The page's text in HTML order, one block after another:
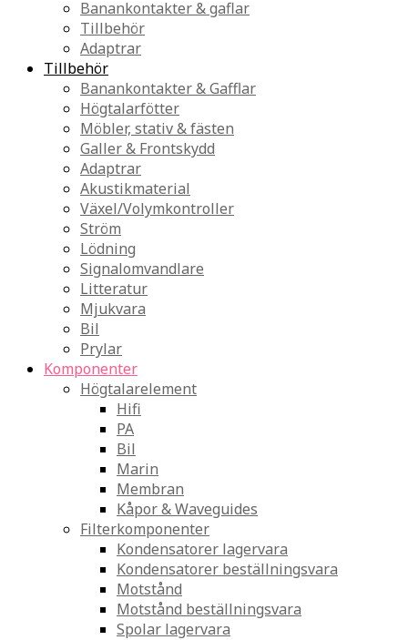
Banankontakter & gaflar
Tillbehör
Adaptrar
Tillbehör
Banankontakter & Gafflar
Högtalarfötter
Möbler, stativ & fästen
Galler & Frontskydd
Adaptrar
Akustikmaterial
Växel/Volymkontroller
Ström
Lödning
Signalomvandlare
Litteratur
Mjukvara
Bil
Prylar
Komponenter
Högtalarelement
Hifi
PA
Bil
Marin
Membran
Kåpor & Waveguides
Filterkomponenter
Kondensatorer lagervara
Kondensatorer beställningsvara
Motstånd
Motstånd beställningsvara
Spolar lagervara